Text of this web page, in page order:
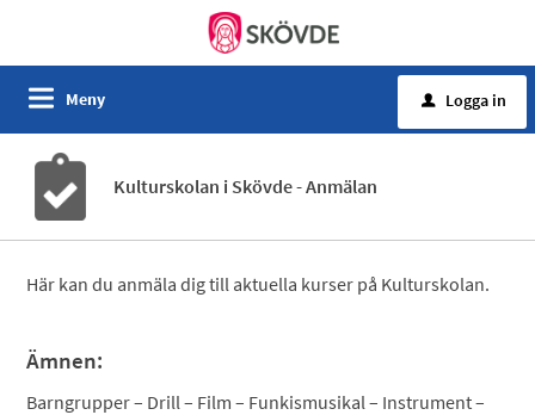
Meny u Logga in
Kulturskolan i Skövde - Anmälan
Här kan du anmäla dig till aktuella kurser på Kulturskolan.
Ämnen:
Barngrupper – Drill – Film – Funkismusikal – Instrument –